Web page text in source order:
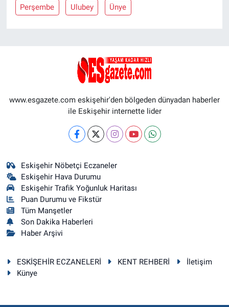
Perşembe Ulubey Ünye
www.esgazete.com eskişehir'den bölgeden dünyadan haberler
ile Eskişehir internette lider
Eskişehir Nöbetçi Eczaneler
Eskişehir Hava Durumu
Eskişehir Trafik Yoğunluk Haritası
Puan Durumu ve Fikstür
Tüm Manşetler
Son Dakika Haberleri
Haber Arşivi
ESKİŞEHİR ECZANELERİ KENT REHBERİ
İletişim
Künye